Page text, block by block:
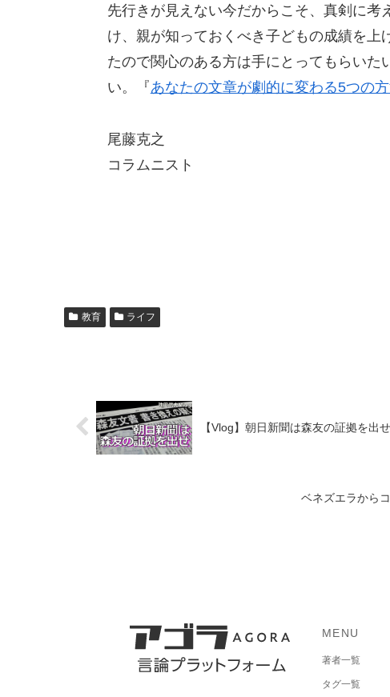
先行きが見えない今だからこそ、真剣に考
け、親が知っておくべき子どもの成績を上
たので関心のある方は手にとってもらい
い。『あなたの文章が劇的に変わる5つの
尾藤克之
コラムニスト
教育 ライフ
【Vlog】朝日新聞は森友の証拠を出せ
ベネズエラから
MENU
著者一覧
タグ一覧